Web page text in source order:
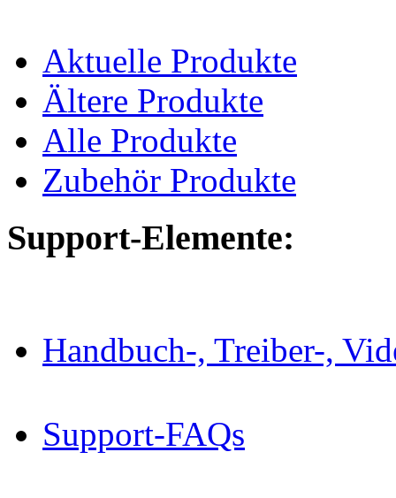
Aktuelle Produkte
Ältere Produkte
Alle Produkte
Zubehör Produkte
Support-Elemente:
Handbuch-, Treiber-,
Support-FAQs